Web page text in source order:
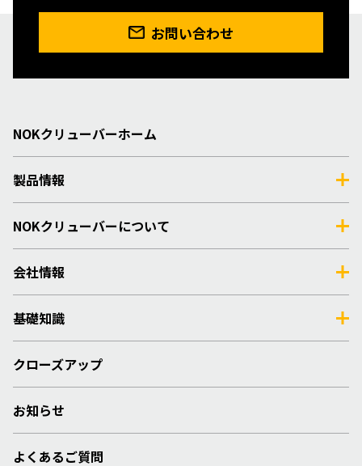
お問い合わせ
NOKクリューバーホーム
製品情報
NOKクリューバーについて
会社情報
基礎知識
クローズアップ
お知らせ
よくあるご質問